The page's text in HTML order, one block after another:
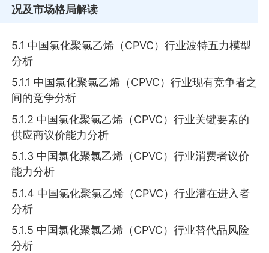
况及市场格局解读
5.1 中国氯化聚氯乙烯（CPVC）行业波特五力模型
分析
5.1.1 中国氯化聚氯乙烯（CPVC）行业现有竞争者之
间的竞争分析
5.1.2 中国氯化聚氯乙烯（CPVC）行业关键要素的
供应商议价能力分析
5.1.3 中国氯化聚氯乙烯（CPVC）行业消费者议价
能力分析
5.1.4 中国氯化聚氯乙烯（CPVC）行业潜在进入者
分析
5.1.5 中国氯化聚氯乙烯（CPVC）行业替代品风险
分析